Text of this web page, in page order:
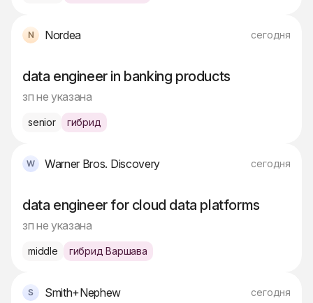
Nordea сегодня
data engineer in banking products
зп не указана
senior гибрид
Warner Bros. Discovery сегодня
data engineer for cloud data platforms
зп не указана
middle гибрид Варшава
Smith+Nephew сегодня